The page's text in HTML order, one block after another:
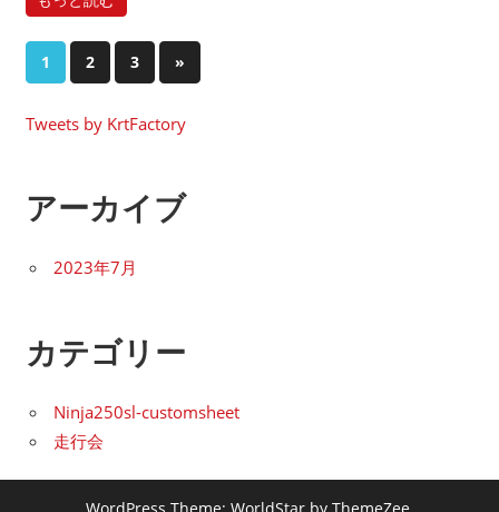
投
ペ
ー
ジ
り
1 2 3
次
の
事
»
Tweets by KrtFactory
アーカイブ
2023年7月
カテゴリー
Ninja250sl-customsheet
走行会